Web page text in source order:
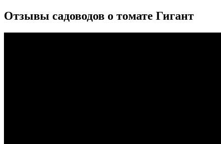
Отзывы садоводов о томате Гигант